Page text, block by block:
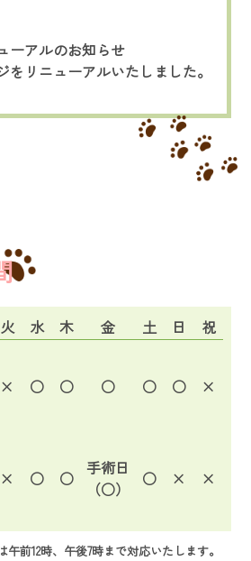
ーアルのお知らせ
をリニューアルいたしました。
火 水 木 金 土 日
祝
× ○ ○ ○ ○ ○ ×
× ○ ○ 手術日
（○）
○ × ×
前12時、午後7時まで対応いたします。